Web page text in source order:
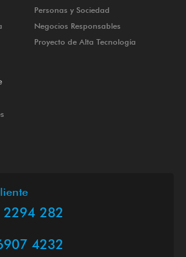
Personas y Sociedad
Negocios Responsables
Proyecto de Alta Tecnología
282
4232